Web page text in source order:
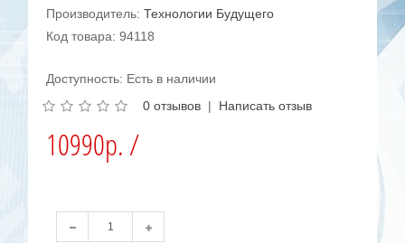
Производитель:Технологии Будущего
Код товара: 94118
Доступность: Есть в наличии
0 отзывов | Написать отзыв
10990р. /